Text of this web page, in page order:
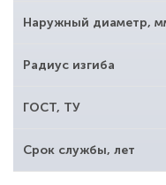
Наружный диаметр,
Радиус изгиба
ГОСТ, ТУ
Срок службы, лет